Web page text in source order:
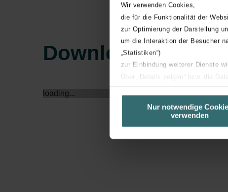
Wir verwenden Cookies,
die für die Funktionalität der
zur Optimierung der Darstellung
um die Interaktion der Besucher
„Statistiken“)
zur Einbindung weiterer Dienste
Über „Details zeigen“ bzw. die
unserer Website verwenden, um
basierend auf Ihren Interessen
Datenschutzerklärung widerrufen.
Nur notwendige
verwenden
Downloads
loading...